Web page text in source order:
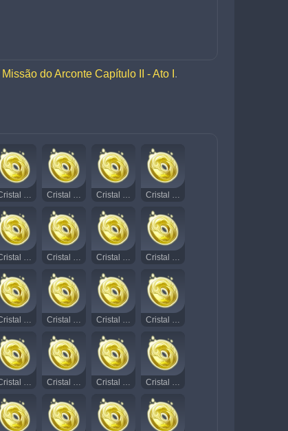
Missão do Arconte Capítulo II - Ato I .
Cristal Rodopiante Radiante 12 Cristal Rodopiante Radiante 13 Cristal Rodopiante Radiante 14 Cristal Rodopiante Radiante 15
Cristal Rodopiante Radiante 27 Cristal Rodopiante Radiante 28 Cristal Rodopiante Radiante 29 Cristal Rodopiante Radiante 30
Cristal Rodopiante Radiante 42 Cristal Rodopiante Radiante 43 Cristal Rodopiante Radiante 44 Cristal Rodopiante Radiante 45
Cristal Rodopiante Radiante 57 Cristal Rodopiante Radiante 59 Cristal Rodopiante Radiante 60 Cristal Rodopiante Radiante 61